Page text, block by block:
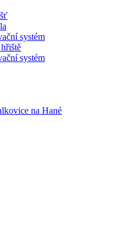
systém
systém
na Hané